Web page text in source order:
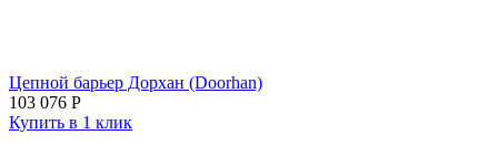
Цепной барьер Дорхан (Doorhan)
103 076 Р
Купить в 1 клик